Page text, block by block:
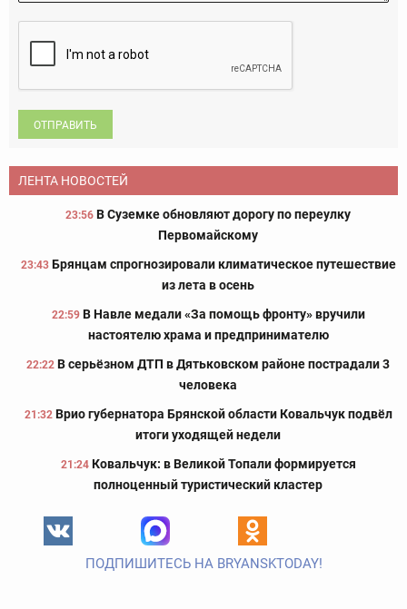
ОТПРАВИТЬ
ЛЕНТА НОВОСТЕЙ
23:56 В Суземке обновляют дорогу по переулку
Первомайскому
23:43 Брянцам спрогнозировали климатическое путешествие
из лета в осень
22:59 В Навле медали «За помощь фронту» вручили
настоятелю храма и предпринимателю
22:22 В серьёзном ДТП в Дятьковском районе пострадали 3
человека
21:32 Врио губернатора Брянской области Ковальчук подвёл
итоги уходящей недели
21:24 Ковальчук: в Великой Топали формируется
полноценный туристический кластер
ПОДПИШИТЕСЬ НА BRYANSKTODAY!